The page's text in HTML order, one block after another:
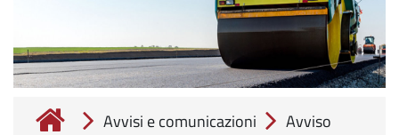
Avvisi e comunicazioni
Avviso